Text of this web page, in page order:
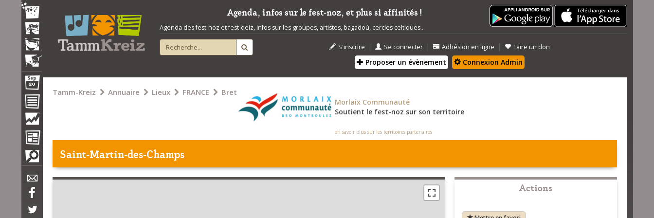
Agenda, infos sur le fest-noz, et plus si affinités !
Agenda des fest-noz et fest-deiz, infos sur les groupes, artistes, bagadoù, cercles celtiques...
S'inscrire | Se connecter | Adhésion en ligne | Faire un don
Proposer un évènement Connexion Admin
Tamm-Kreiz Annuaire Lieux FRANCE Bretagne Finistère
Morlaix Communauté
Soutient le fest-noz sur son territoire
en savoir plus sur les territoires partenaires
Saint-Martin-des-Champs
Actions